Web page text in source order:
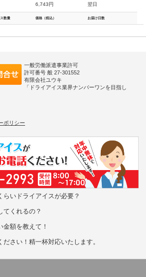
6,743円 翌日
ス数量 価格（税込） お届け日数
一般労働派遣事業許可
許可番号 般 27-301552
有限会社ユウキ
「ドライアイス業界ナンバーワンを目指し
ポリシー
らいドライアイスが必要？
てくれるの？
金額を教えて！
さい！精一杯対応いたします。